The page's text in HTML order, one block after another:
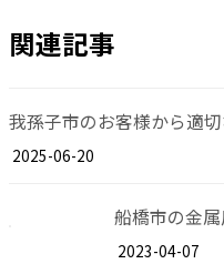
関連記事
我孫子市のお客様から適
2025-06-20
船橋市の金
2023-04-07